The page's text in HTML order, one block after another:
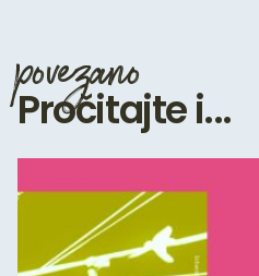
povezano
Pročitajte i...